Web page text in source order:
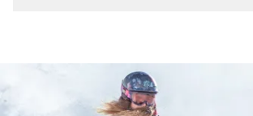
Delegate e delegati alla sicurezza e Comuni
Contatto e consulenza